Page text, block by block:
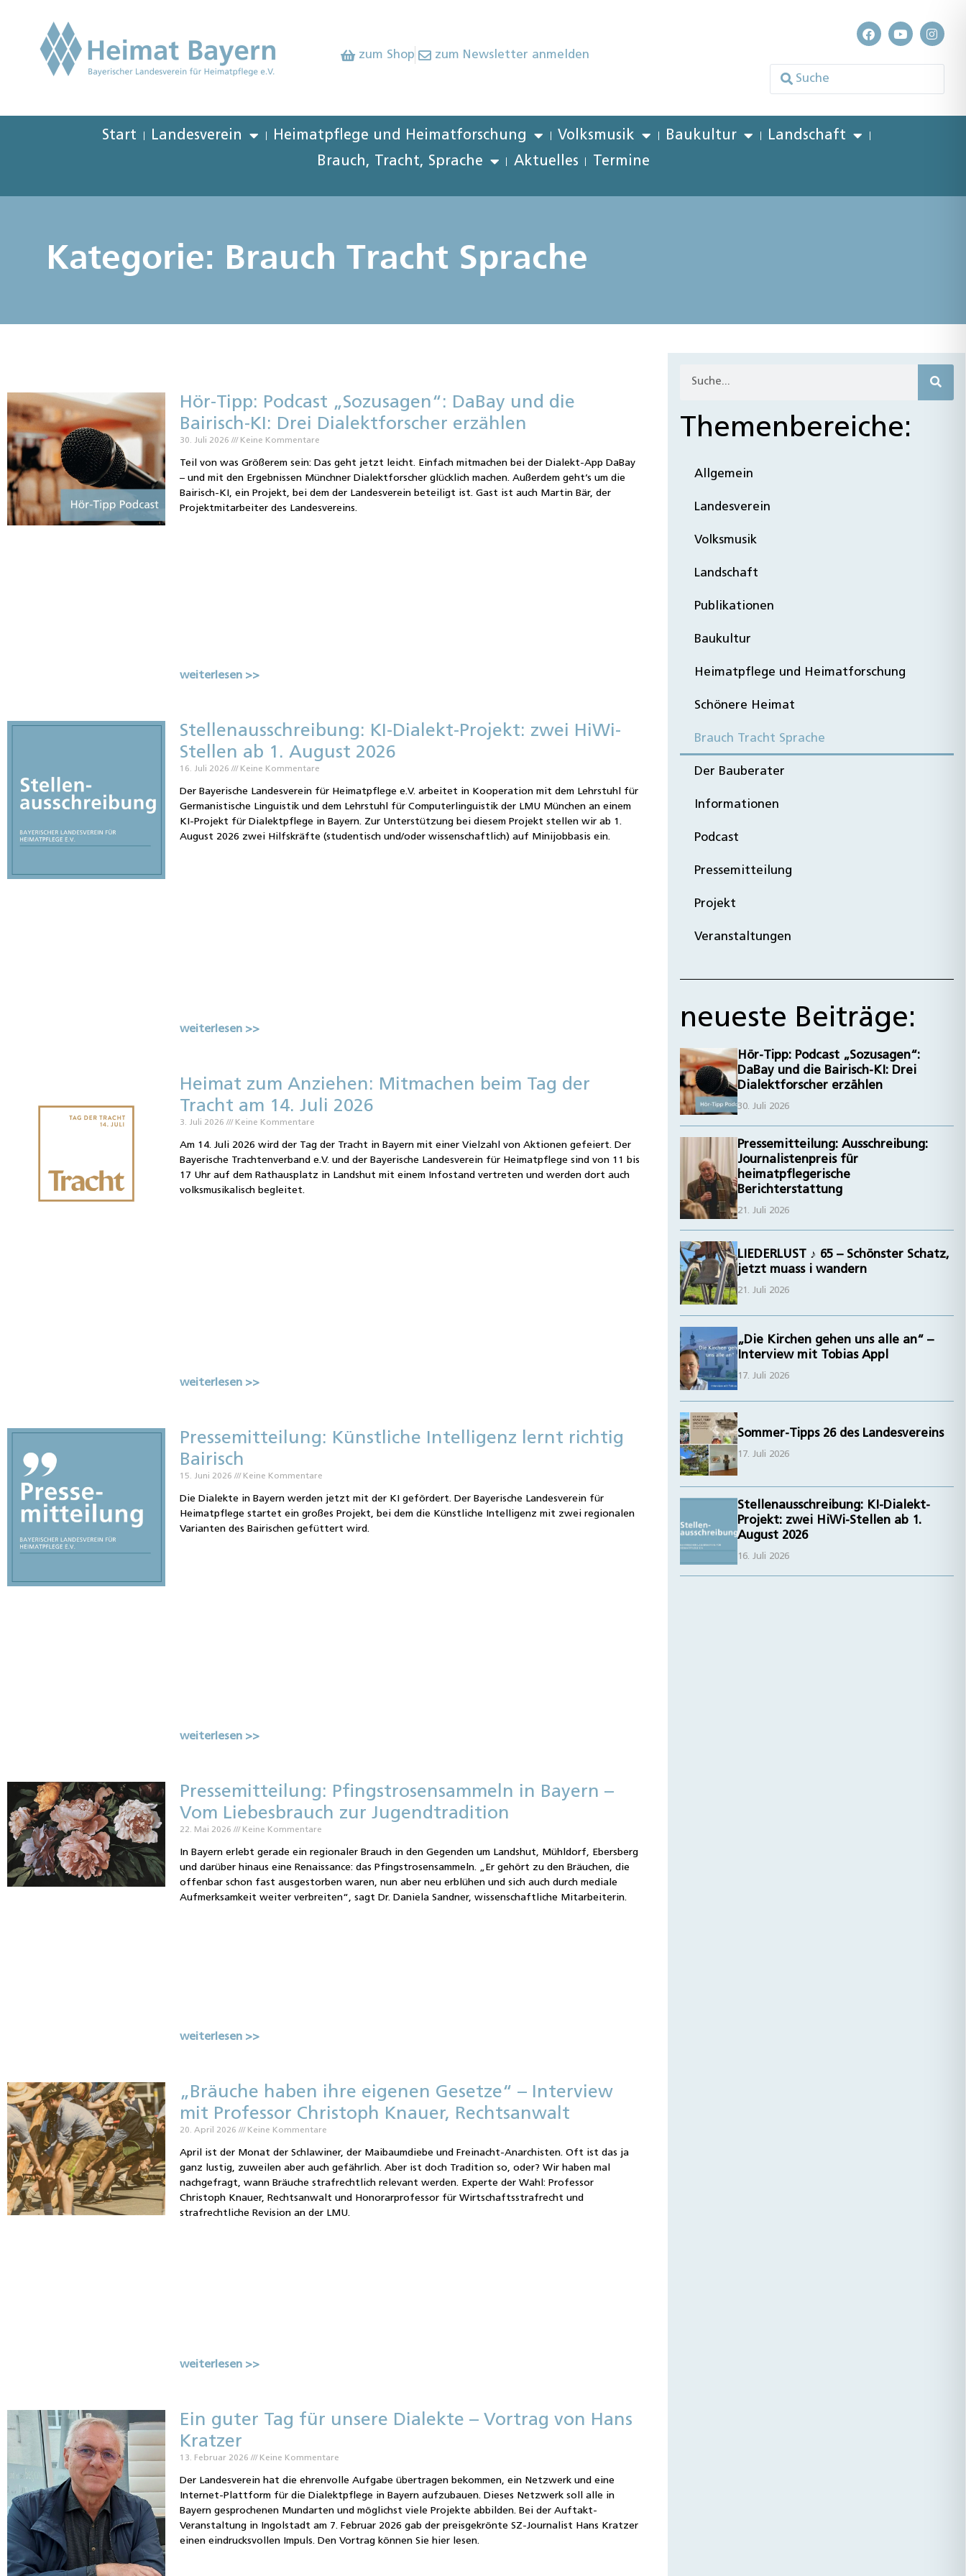
zum Shop zum Newsletter anmelden
Start Landesverein Heimatpflege und Heimatforschung Volksmusik Baukultur
Landschaft
Brauch, Tracht, Sprache
Aktuelles Termine
Kategorie: Brauch Tracht Sprache
Hör-Tipp: Podcast „Sozusagen“: DaBay und die
Bairisch-KI: Drei Dialektforscher erzählen
30. Juli 2026 Keine Kommentare
Teil von was Größerem sein: Das geht jetzt leicht. Einfach mitmachen bei der Dialekt-App DaBay
– und mit den Ergebnissen Münchner Dialektforscher glücklich machen. Außerdem geht’s um die
Bairisch-KI, ein Projekt, bei dem der Landesverein beteiligt ist. Gast ist auch Martin Bär, der
Projektmitarbeiter des Landesvereins.
weiterlesen >>
Stellenausschreibung: KI-Dialekt-Projekt: zwei HiWi-
Stellen ab 1. August 2026
16. Juli 2026 Keine Kommentare
Der Bayerische Landesverein für Heimatpflege e.V. arbeitet in Kooperation mit dem Lehrstuhl für
Germanistische Linguistik und dem Lehrstuhl für Computerlinguistik der LMU München an einem
KI-Projekt für Dialektpflege in Bayern. Zur Unterstützung bei diesem Projekt stellen wir ab 1.
August 2026 zwei Hilfskräfte (studentisch und/oder wissenschaftlich) auf Minijobbasis ein.
weiterlesen >>
Heimat zum Anziehen: Mitmachen beim Tag der
Tracht am 14. Juli 2026
3. Juli 2026 Keine Kommentare
Am 14. Juli 2026 wird der Tag der Tracht in Bayern mit einer Vielzahl von Aktionen gefeiert. Der
Bayerische Trachtenverband e.V. und der Bayerische Landesverein für Heimatpflege sind von 11 bis
17 Uhr auf dem Rathausplatz in Landshut mit einem Infostand vertreten und werden dort auch
volksmusikalisch begleitet.
weiterlesen >>
Pressemitteilung: Künstliche Intelligenz lernt richtig
Bairisch
15. Juni 2026 Keine Kommentare
Die Dialekte in Bayern werden jetzt mit der KI gefördert. Der Bayerische Landesverein für
Heimatpflege startet ein großes Projekt, bei dem die Künstliche Intelligenz mit zwei regionalen
Varianten des Bairischen gefüttert wird.
weiterlesen >>
Pressemitteilung: Pfingstrosensammeln in Bayern –
Vom Liebesbrauch zur Jugendtradition
22. Mai 2026 Keine Kommentare
In Bayern erlebt gerade ein regionaler Brauch in den Gegenden um Landshut, Mühldorf, Ebersberg
und darüber hinaus eine Renaissance: das Pfingstrosensammeln. „Er gehört zu den Bräuchen, die
offenbar schon fast ausgestorben waren, nun aber neu erblühen und sich auch durch mediale
Aufmerksamkeit weiter verbreiten“, sagt Dr. Daniela Sandner, wissenschaftliche Mitarbeiterin.
weiterlesen >>
„Bräuche haben ihre eigenen Gesetze“ – Interview
mit Professor Christoph Knauer, Rechtsanwalt
20. April 2026 Keine Kommentare
April ist der Monat der Schlawiner, der Maibaumdiebe und Freinacht-Anarchisten. Oft ist das ja
ganz lustig, zuweilen aber auch gefährlich. Aber ist doch Tradition so, oder? Wir haben mal
nachgefragt, wann Bräuche strafrechtlich relevant werden. Experte der Wahl: Professor
Christoph Knauer, Rechtsanwalt und Honorarprofessor für Wirtschaftsstrafrecht und
strafrechtliche Revision an der LMU.
weiterlesen >>
Ein guter Tag für unsere Dialekte – Vortrag von Hans
Kratzer
13. Februar 2026 Keine Kommentare
Der Landesverein hat die ehrenvolle Aufgabe übertragen bekommen, ein Netzwerk und eine
Internet-Plattform für die Dialektpflege in Bayern aufzubauen. Dieses Netzwerk soll alle in
Bayern gesprochenen Mundarten und möglichst viele Projekte abbilden. Bei der Auftakt-
Veranstaltung in Ingolstadt am 7. Februar 2026 gab der preisgekrönte SZ-Journalist Hans Kratzer
einen eindrucksvollen Impuls. Den Vortrag können Sie hier lesen.
Themenbereiche:
Allgemein
Landesverein
Volksmusik
Landschaft
Publikationen
Baukultur
Heimatpflege und Heimatforschung
Schönere Heimat
Brauch Tracht Sprache
Der Bauberater
Informationen
Podcast
Pressemitteilung
Projekt
Veranstaltungen
neueste Beiträge:
Hör-Tipp: Podcast „Sozusagen“:
DaBay und die Bairisch-KI: Drei
Dialektforscher erzählen
30. Juli 2026
Pressemitteilung: Ausschreibung:
Journalistenpreis für
heimatpflegerische
Berichterstattung
21. Juli 2026
LIEDERLUST ♪ 65 – Schönster Schatz,
jetzt muass i wandern
21. Juli 2026
„Die Kirchen gehen uns alle an“ –
Interview mit Tobias Appl
17. Juli 2026
Sommer-Tipps 26 des Landesvereins
17. Juli 2026
Stellenausschreibung: KI-Dialekt-
Projekt: zwei HiWi-Stellen ab 1.
August 2026
16. Juli 2026